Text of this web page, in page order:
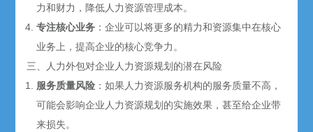
力和财力，降低人力资源管理成本。
专注核心业务 ：企业可以将更多的精力和资源集中在核心
业务上，提高企业的核心竞争力。
三、人力外包对企业人力资源规划的潜在风险
服务质量风险 ：如果人力资源服务机构的服务质量不高，
可能会影响企业人力资源规划的实施效果，甚至给企业带
来损失。